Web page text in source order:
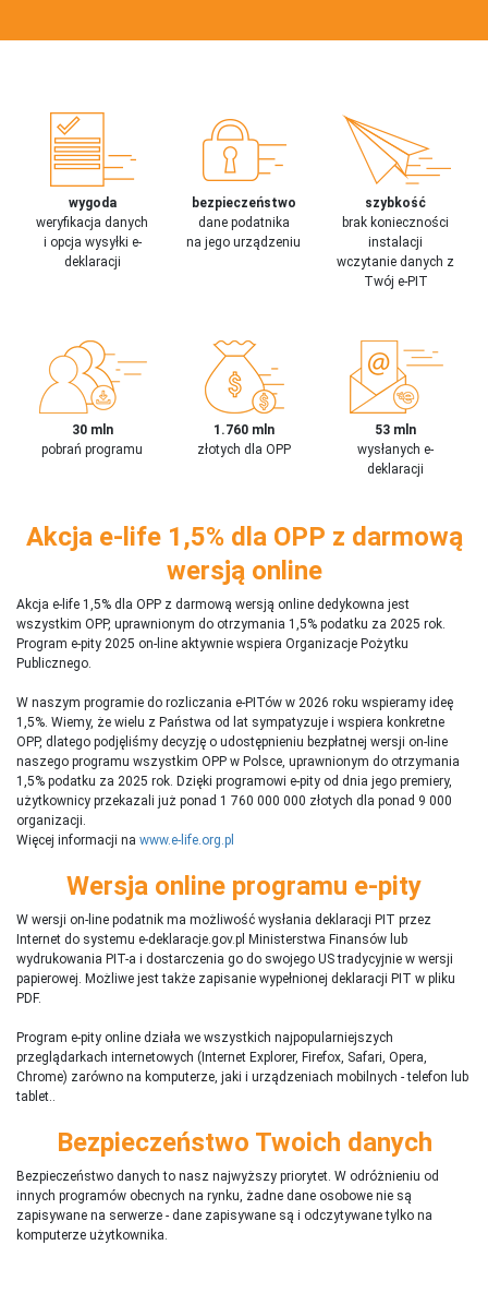
wygoda
weryfikacja danych
i opcja wysyłki e-
deklaracji
bezpieczeństwo
dane podatnika
na jego urządzeniu
szybkość
brak konieczności
instalacji
wczytanie danych z
Twój e-PIT
30 mln
pobrań programu
1.760 mln
złotych dla OPP
53 mln
wysłanych e-
deklaracji
Akcja e-life 1,5% dla OPP z darmową
wersją online
Akcja e-life 1,5% dla OPP z darmową wersją online dedykowna jest
wszystkim OPP, uprawnionym do otrzymania 1,5% podatku za 2025 rok.
Program e-pity 2025 on-line aktywnie wspiera Organizacje Pożytku
Publicznego.
W naszym programie do rozliczania e-PITów w 2026 roku wspieramy ideę
1,5%. Wiemy, że wielu z Państwa od lat sympatyzuje i wspiera konkretne
OPP, dlatego podjęliśmy decyzję o udostępnieniu bezpłatnej wersji on-line
naszego programu wszystkim OPP w Polsce, uprawnionym do otrzymania
1,5% podatku za 2025 rok. Dzięki programowi e-pity od dnia jego premiery,
użytkownicy przekazali już ponad 1 760 000 000 złotych dla ponad 9 000
organizacji.
Więcej informacji na www.e-life.org.pl
Wersja online programu e-pity
W wersji on-line podatnik ma możliwość wysłania deklaracji PIT przez
Internet do systemu e-deklaracje.gov.pl Ministerstwa Finansów lub
wydrukowania PIT-a i dostarczenia go do swojego US tradycyjnie w wersji
papierowej. Możliwe jest także zapisanie wypełnionej deklaracji PIT w pliku
PDF.
Program e-pity online działa we wszystkich najpopularniejszych
przeglądarkach internetowych (Internet Explorer, Firefox, Safari, Opera,
Chrome) zarówno na komputerze, jaki i urządzeniach mobilnych - telefon lub
tablet..
Bezpieczeństwo Twoich danych
Bezpieczeństwo danych to nasz najwyższy priorytet. W odróżnieniu od
innych programów obecnych na rynku, żadne dane osobowe nie są
zapisywane na serwerze - dane zapisywane są i odczytywane tylko na
komputerze użytkownika.